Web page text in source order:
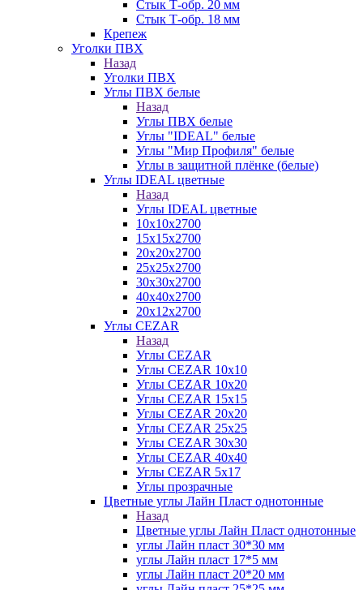
Стык Т-обр. 20 мм
Стык Т-обр. 18 мм
Крепеж
Уголки ПВХ
Назад
Уголки ПВХ
Углы ПВХ белые
Назад
Углы ПВХ белые
Углы "IDEAL" белые
Углы "Мир Профиля" белые
Углы в защитной плёнке (белые)
Углы IDEAL цветные
Назад
Углы IDEAL цветные
10х10х2700
15х15х2700
20х20х2700
25х25х2700
30х30х2700
40х40х2700
20х12х2700
Углы CEZAR
Назад
Углы CEZAR
Углы CEZAR 10х10
Углы CEZAR 10х20
Углы CEZAR 15х15
Углы CEZAR 20х20
Углы CEZAR 25х25
Углы CEZAR 30х30
Углы CEZAR 40х40
Углы CEZAR 5х17
Углы прозрачные
Цветные углы Лайн Пласт однотонные
Назад
Цветные углы Лайн Пласт однотонные
углы Лайн пласт 30*30 мм
углы Лайн пласт 17*5 мм
углы Лайн пласт 20*20 мм